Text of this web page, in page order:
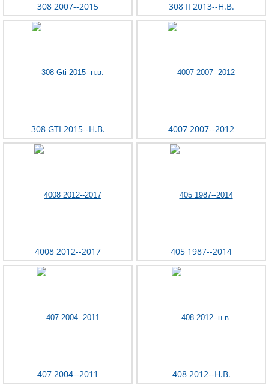
308 2007--2015 308 II 2013--Н.В.
308 GTI 2015--Н.В. 4007 2007--2012
4008 2012--2017 405 1987--2014
407 2004--2011 408 2012--Н.В.